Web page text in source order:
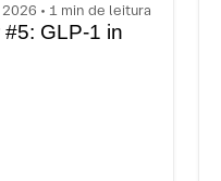
2026 • 1 min de leitura
GLP-1 in